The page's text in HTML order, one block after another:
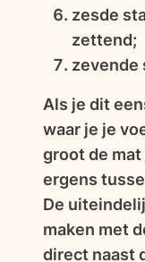
zesde
zettend;
zevende
Als je dit
waar je je
groot de mat
ergens
De
maken met
direct naast